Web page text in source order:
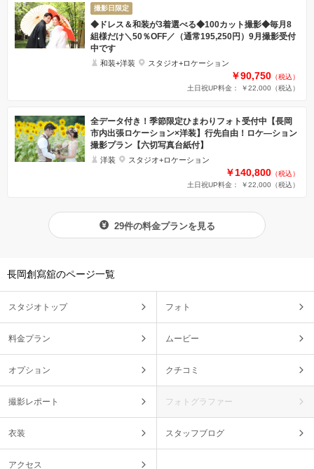
撮影日限定
◆ドレス＆和装が3着選べる◆100カット撮影◆毎月8
組様だけ＼50％OFF／（通常195,250円）9月撮影受付
中です
和装+洋装 スタジオ+ロケーション
￥90,750 （税込）
土日祝UP料金： ￥22,000 （税込）
全データ付き！季節限定ひまわりフォト受付中【長岡
市内出張ロケーション×洋装】行先自由！ロケ―ション
撮影プラン【六切写真台紙付】
洋装 スタジオ+ロケーション
￥140,800 （税込）
土日祝UP料金： ￥22,000 （税込）
29件の料金プランを見る
長岡創寫舘のページ一覧
スタジオトップ フォト
料金プラン ムービー
オプション クチコミ
撮影レポート フォトグラファー
衣装 スタッフブログ
アクセス